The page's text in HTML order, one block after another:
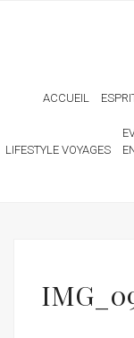
ACCUEIL
LIFESTYLE VOYAGES